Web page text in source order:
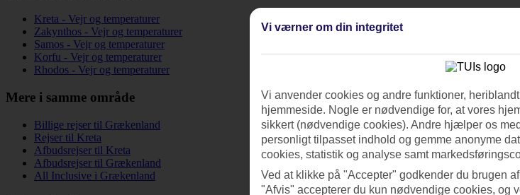
Kreta - Vejr og temperaturer
Zakynthos - Vejr og temperaturer
Samos - Vejr og temperaturer
Korfu - Vejr og temperaturer
Rhodos - Vejr og temperaturer
Mere i samme område
Billige rejser til Grækenland
Rejser til Kreta
Afbudsrejser til Kreta
Afbudsrejser til Grækenland
All Inclusive i Grækenland
Vi værner om din integritet
Vi anvender cookies og andre funktioner,
hjemmeside. Nogle er nødvendige for, at vores
sikkert (nødvendige cookies). Andre hjælper os
personligt tilpasset indhold og gemme anonyme
cookies, statistik og analyse samt
Ved at klikke på "Accepter" godkender du brugen
"Afvis" accepterer du kun nødvendige cookies, og